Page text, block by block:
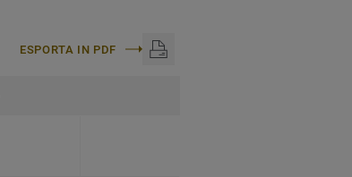
ESPORTA IN PDF